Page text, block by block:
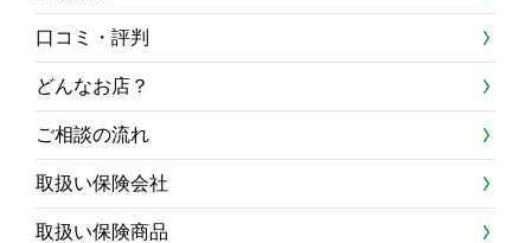
口コミ・評判
どんなお店？
ご相談の流れ
取扱い保険会社
取扱い保険商品